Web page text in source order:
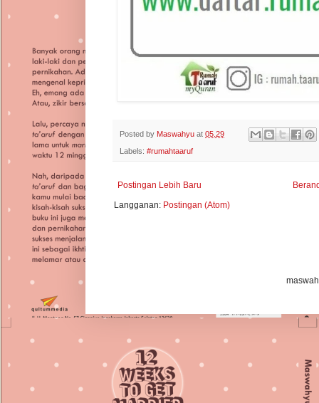
Posted by Maswahyu at 05.29
Labels: #rumahtaaruf
Postingan Lebih Baru
Langganan: Postingan (Atom)